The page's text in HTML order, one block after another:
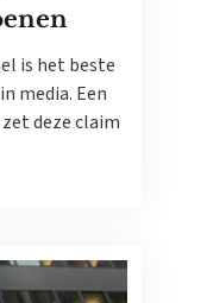
is het beste
media. Een
deze claim